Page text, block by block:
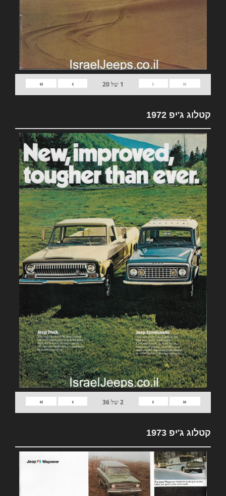
«
‹
1 של20
›
»
קטלוג ג'יפ 1972
«
‹
2של36
›
»
קטלוג ג'יפ 1973